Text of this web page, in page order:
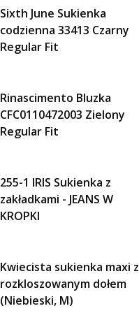
Sixth June Sukienka
codzienna 33413 Czarny
Regular Fit
Rinascimento Bluzka
CFC0110472003 Zielony
Regular Fit
255-1 IRIS Sukienka z
zakładkami - JEANS W
KROPKI
Kwiecista sukienka maxi z
rozkloszowanym dołem
(Niebieski, M)